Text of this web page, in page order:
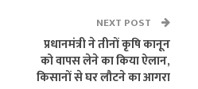
NEXT POST
प्रधानमंत्री ने तीनों कृषि कानून
को वापस लेने का किया ऐलान,
किसानों से घर लौटने का आगरा